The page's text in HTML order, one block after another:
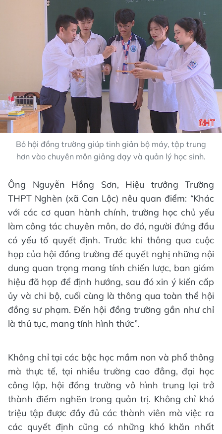
Bỏ hội đồng trường giúp tinh giản bộ máy, tập trung
hơn vào chuyên môn giảng dạy và quản lý học sinh.
Ông Nguyễn Hồng Sơn, Hiệu trưởng Trường
THPT Nghèn (xã Can Lộc) nêu quan điểm: “Khác
với các cơ quan hành chính, trường học chủ yếu
làm công tác chuyên môn, do đó, người đứng đầu
có yếu tố quyết định. Trước khi thông qua cuộc
họp của hội đồng trường để quyết nghị những nội
dung quan trọng mang tính chiến lược, ban giám
hiệu đã họp để định hướng, sau đó xin ý kiến cấp
ủy và chi bộ, cuối cùng là thông qua toàn thể hội
đồng sư phạm. Đến hội đồng trường gần như chỉ
là thủ tục, mang tính hình thức”.
Không chỉ tại các bậc học mầm non và phổ thông
mà thực tế, tại nhiều trường cao đẳng, đại học
công lập, hội đồng trường vô hình trung lại trở
thành điểm nghẽn trong quản trị. Không chỉ khó
triệu tập được đầy đủ các thành viên mà việc ra
các quyết định cũng có những khó khăn nhất